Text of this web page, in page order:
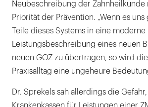
Neubeschreibung der Zahnheilkunde
Priorität der Prävention. „Wenn es uns
Teile dieses Systems in eine moderne
Leistungsbeschreibung eines neuen
neuen GOZ zu übertragen, so wird
Praxisalltag eine ungeheure
Dr. Sprekels sah allerdings die